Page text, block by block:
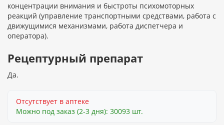
концентрации внимания и быстроты психомоторных
реакций (управление транспортными средствами, работа с
движущимися механизмами, работа диспетчера и
оператора).
Рецептурный препарат
Да.
Отсутствует в аптеке
Можно под заказ (2-3 дня): 30093 шт.